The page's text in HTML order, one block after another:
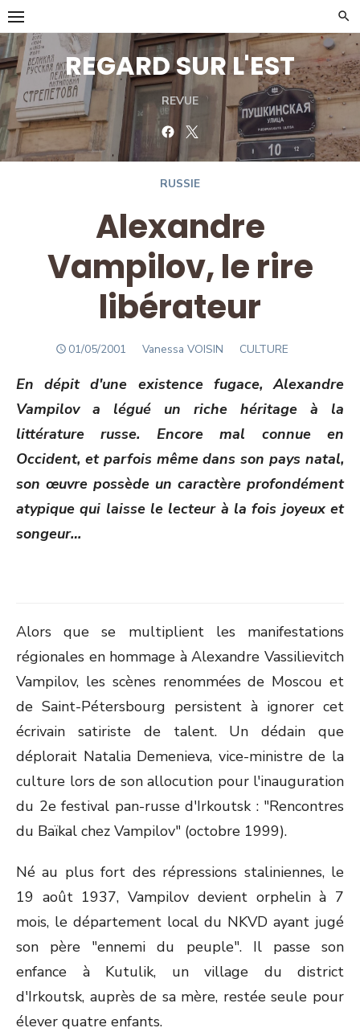
Skip
to
content
REGARD SUR L'EST
REVUE
FacebookTwitter
RUSSIE
Alexandre
Vampilov, le rire
libérateur
POSTED
01/05/2001 Author
Vanessa VOISIN CULTURE
En dépit d'une existence fugace, Alexandre
Vampilov a légué un riche héritage à la
littérature russe. Encore mal connue en
Occident, et parfois même dans son pays natal,
son œuvre possède un caractère profondément
atypique qui laisse le lecteur à la fois joyeux et
songeur…
Alors que se multiplient les manifestations
régionales en hommage à Alexandre Vassilievitch
Vampilov, les scènes renommées de Moscou et
de Saint-Pétersbourg persistent à ignorer cet
écrivain satiriste de talent. Un dédain que
déplorait Natalia Demenieva, vice-ministre de la
culture lors de son allocution pour l'inauguration
du 2efestival pan-russe d'Irkoutsk : "Rencontres
du Baïkal chez Vampilov" (octobre 1999).
Né au plus fort des répressions staliniennes, le
19 août 1937, Vampilov devient orphelin à 7
mois, le département local du NKVD ayant jugé
son père "ennemi du peuple". Il passe son
enfance à Kutulik, un village du district
d'Irkoutsk, auprès de sa mère, restée seule pour
élever quatre enfants.